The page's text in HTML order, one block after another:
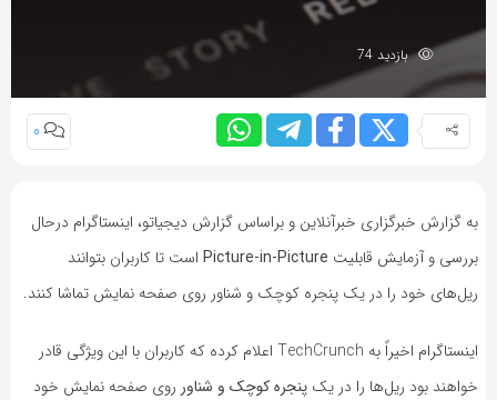
بازدید 74
0
به گزارش خبرگزاری خبرآنلاین و براساس گزارش دیجیاتو، اینستاگرام درحال
بررسی و آزمایش قابلیت Picture-in-Picture است تا کاربران بتوانند
ریل‌های خود را در یک پنجره کوچک و شناور روی صفحه نمایش تماشا کنند.
اینستاگرام اخیراً به TechCrunch اعلام کرده که کاربران با این ویژگی قادر
خواهند بود ریل‌ها را در یک پنجره کوچک و شناور روی صفحه نمایش خود